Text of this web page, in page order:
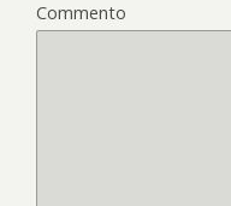
Commento